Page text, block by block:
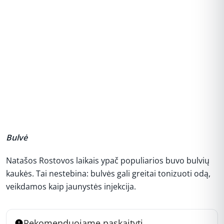
Bulvė
Natašos Rostovos laikais ypač populiarios buvo bulvių
kaukės. Tai nestebina: bulvės gali greitai tonizuoti odą,
veikdamos kaip jaunystės injekcija.